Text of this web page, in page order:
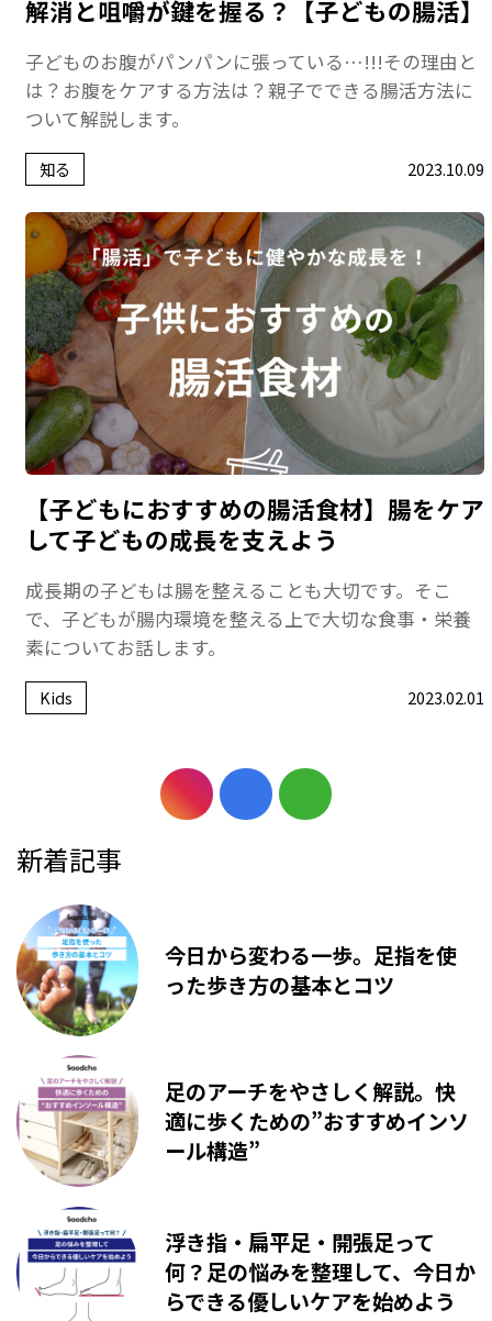
解消と咀嚼が鍵を握る？【子どもの腸活】
子どものお腹がパンパンに張っている…!!!その理由と
は？お腹をケアする方法は？親子でできる腸活方法に
ついて解説します。
知る 2023.10.09
【子どもにおすすめの腸活食材】腸をケア
して子どもの成長を支えよう
成長期の子どもは腸を整えることも大切です。そこ
で、子どもが腸内環境を整える上で大切な食事・栄養
素についてお話します。
Kids 2023.02.01
新着記事
今日から変わる一歩。足指を使
った歩き方の基本とコツ
足のアーチをやさしく解説。快
適に歩くための”おすすめインソ
ール構造”
浮き指・扁平足・開張足って
何？足の悩みを整理して、今日か
らできる優しいケアを始めよう